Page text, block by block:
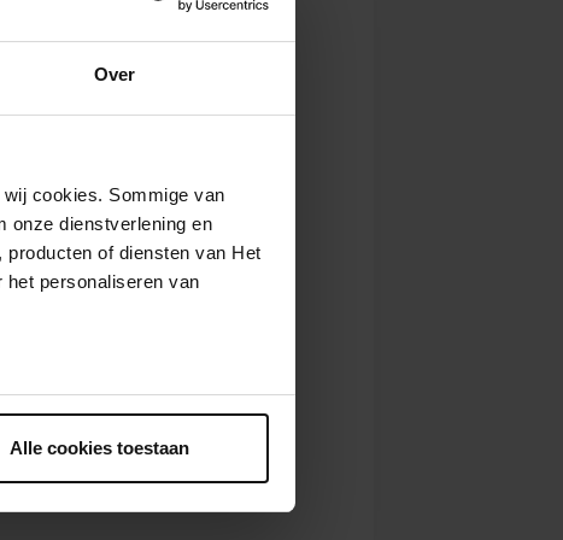
Over
cookies. Sommige van
onze dienstverlening en
of diensten van Het
personaliseren van
intrekken.
Alle cookies toestaan